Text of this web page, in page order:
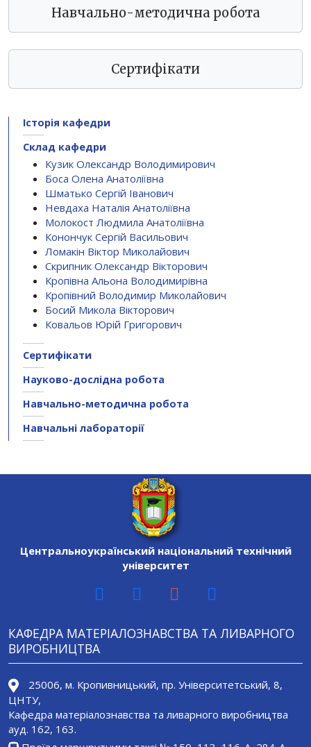
Навчально-методична робота
Сертифікати
Історія кафедри
Склад кафедри
Кузик Олександр Володимирович
Боса Олена Анатоліївна
Шматько Сергій Іванович
Невдаха Наталія Анатоліївна
Молокост Людмила Анатоліївна
Конончук Сергій Васильович
Ломакін Віктор Миколайович
Скрипник Олександр Вікторович
Кропівна Альона Володимирівна
Кропівний Володимир Миколайович
Босий Микола Вікторович
Ковальов Юрій Григорович
Сертифікати
Науково-дослідна робота
Навчально-методична робота
Навчальні лабораторії
Центральноукраїнський національний технічний
університет
КАФЕДРА МАТЕРІАЛОЗНАВСТВА ТА ЛИВАРНОГО
ВИРОБНИЦТВА
25006, м. Кропивницький, пр. Університетський, 8,
ЦНТУ,
Кафедра матеріалознавства та ливарного виробництва
ауд. 162, 163.